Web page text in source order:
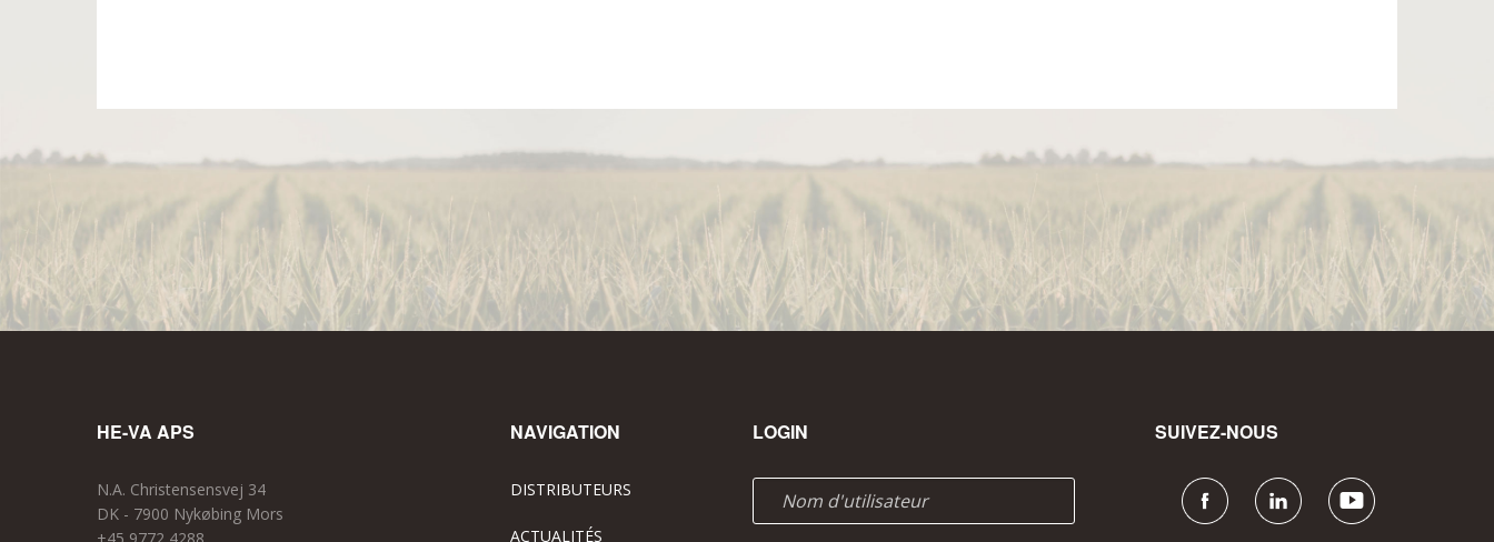
HE-VA APS
N.A. Christensensvej 34
DK - 7900 Nykøbing Mors
NAVIGATION
DISTRIBUTEURS
ACTUALITÉS
LOGIN SUIVEZ-NOUS